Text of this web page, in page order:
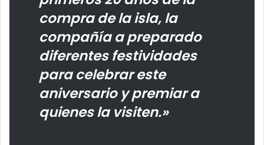
compra de la isla, la
compañía a preparado
diferentes festividades
para celebrar este
aniversario y premiar a
quienes la visiten.»